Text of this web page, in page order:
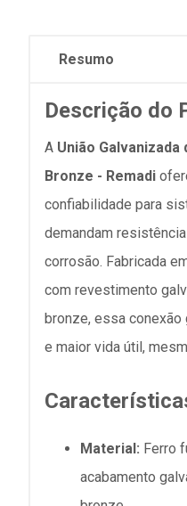
Resumo
Descrição do
A União
Bronze - Remadi
confiabilidade para
demandam
corrosão. Fabricada
com revestimento
bronze, essa conexão
e maior vida útil,
Material: Ferro
acabamento